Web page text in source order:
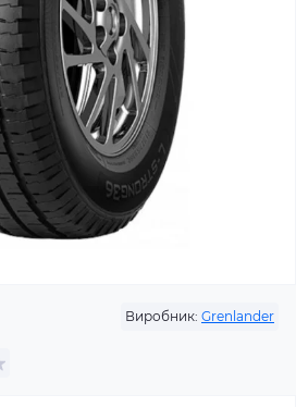
Виробник: Grenlander